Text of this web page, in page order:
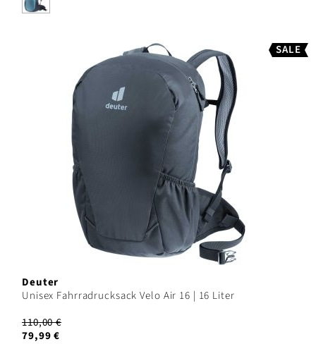
SALE
Deuter
Unisex Fahrradrucksack Velo Air 16 | 16 Liter
110,00 €
79,99 €